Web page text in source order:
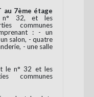
au 7ème étage
32, et les
communes
: - un
salon, - quatre
- une salle
le n° 32 et les
communes